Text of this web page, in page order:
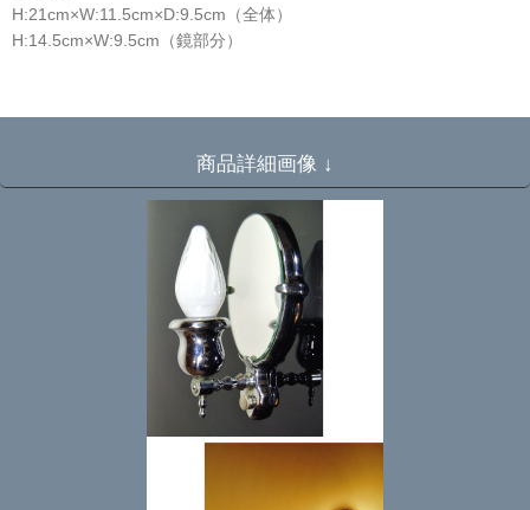
H:21cm×W:11.5cm×D:9.5cm（全体）
H:14.5cm×W:9.5cm（鏡部分）
商品詳細画像 ↓